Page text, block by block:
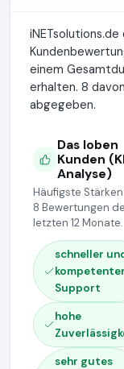
einem
erhalten. 8
abgegeben.
Das loben
Kunden
Analyse)
Häufigste
8 Bewertungen
letzten 12 Monate.
schneller
kompetenter
Support
hohe
sehr gutes